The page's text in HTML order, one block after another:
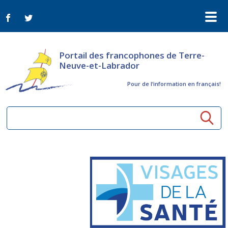
Portail des francophones de Terre-
Neuve-et-Labrador
Pour de l‘information en français!
Activités à distance
Appels d'offres du secteur culturel
Plan de Développement Global
Bulletin Le FrancoTNL